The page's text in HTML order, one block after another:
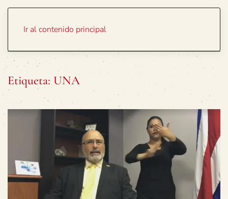
Ir al contenido principal
Etiqueta: UNA